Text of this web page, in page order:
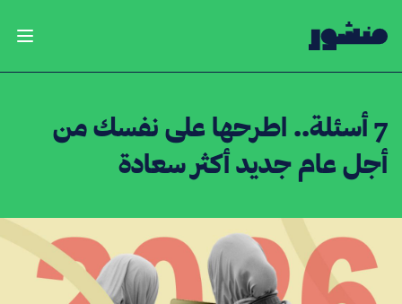
الصفحة الرئيسية
فتح
7 أسئلة.. اطرحها على نفسك من
أجل عام جديد أكثر سعادة